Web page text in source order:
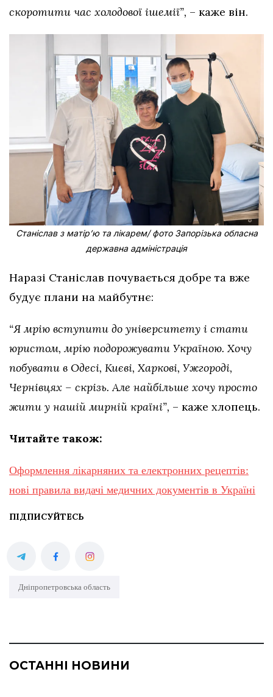
скоротити час холодової ішемії”, – каже він.
Станіслав з матірʼю та лікарем/ фото Запорізька обласна
державна адміністрація
Наразі Станіслав почувається добре та вже
будує плани на майбутнє:
“Я мрію вступити до університету і стати
юристом, мрію подорожувати Україною. Хочу
побувати в Одесі, Києві, Харкові, Ужгороді,
Чернівцях – скрізь. Але найбільше хочу просто
жити у нашій мирній країні”, – каже хлопець.
Читайте також:
Оформлення лікарняних та електронних рецептів:
нові правила видачі медичних документів в Україні
ПІДПИСУЙТЕСЬ
Дніпропетровська область
ОСТАННІ НОВИНИ